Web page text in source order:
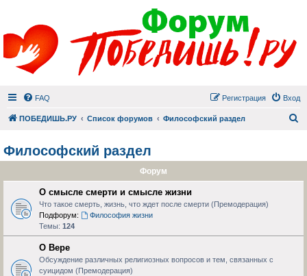
FAQ Вход
Регистрация
ПОБЕДИШЬ.РУ Список форумов Философский раздел
Философский раздел
Форум
О смысле смерти и смысле жизни
Что такое смерть, жизнь, что ждет после смерти (Премодерация)
Подфорум:
Философия жизни
Темы: 124
О Вере
Обсуждение различных религиозных вопросов и тем, связанных с
суицидом (Премодерация)